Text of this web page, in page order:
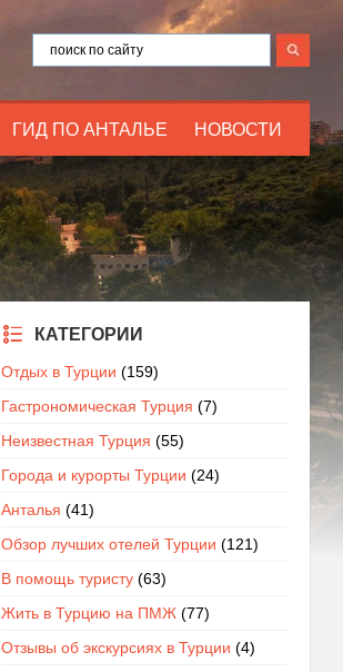
ГИД ПО АНТАЛЬЕ НОВОСТИ
КАТЕГОРИИ
Отдых в Турции (159)
Гастрономическая Турция (7)
Неизвестная Турция (55)
Города и курорты Турции (24)
Анталья (41)
Обзор лучших отелей Турции (121)
В помощь туристу(63)
Жить в Турцию на ПМЖ(77)
Отзывы об экскурсиях в Турции (4)